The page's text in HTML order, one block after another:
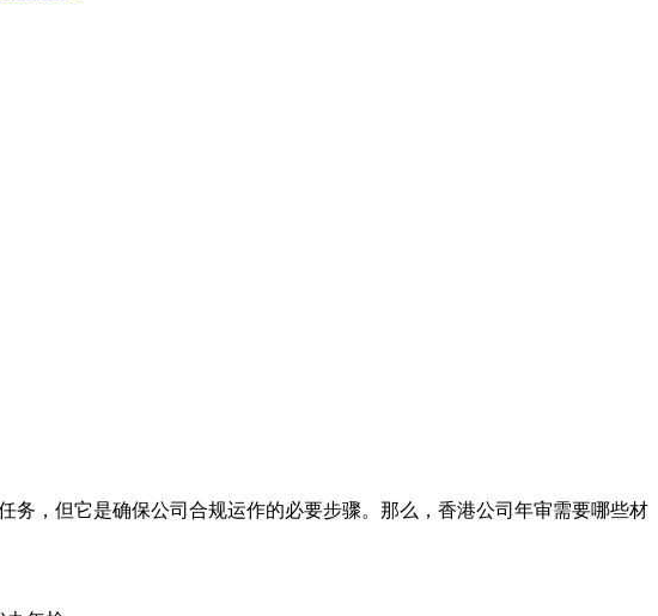
，但它是确保公司合规运作的必要步骤。那么，香港公司年审需要哪些材